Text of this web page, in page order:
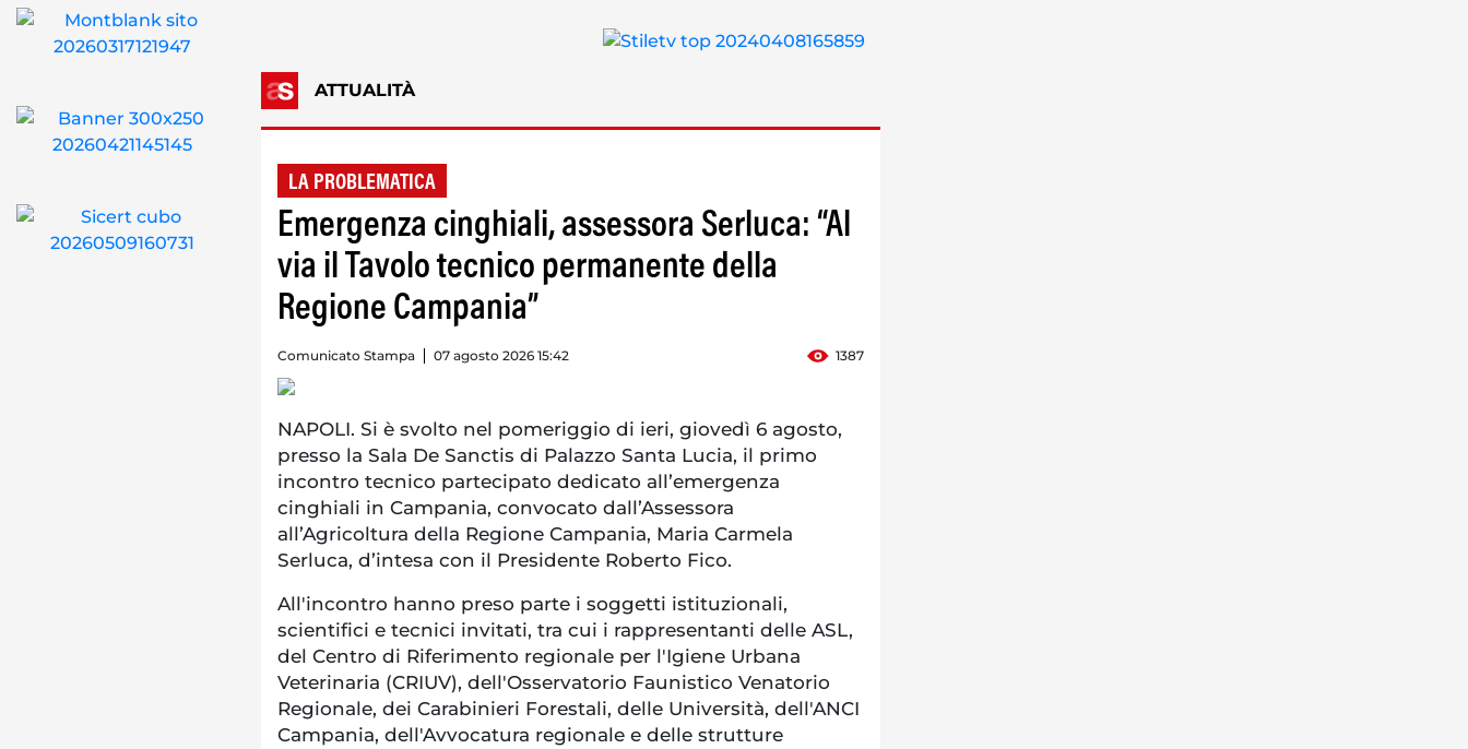
ATTUALITÀ
LA PROBLEMATICA
Emergenza cinghiali, assessora Serluca: “Al
via il Tavolo tecnico permanente della
Regione Campania”
Comunicato Stampa 07 agosto 2026 15:42 1387
NAPOLI. Si è svolto nel pomeriggio di ieri, giovedì 6 agosto,
presso la Sala De Sanctis di Palazzo Santa Lucia, il primo
incontro tecnico partecipato dedicato all’emergenza
cinghiali in Campania, convocato dall’Assessora
all’Agricoltura della Regione Campania, Maria Carmela
Serluca, d’intesa con il Presidente Roberto Fico.
All'incontro hanno preso parte i soggetti istituzionali,
scientifici e tecnici invitati, tra cui i rappresentanti delle ASL,
del Centro di Riferimento regionale per l'Igiene Urbana
Veterinaria (CRIUV), dell'Osservatorio Faunistico Venatorio
Regionale, dei Carabinieri Forestali, delle Università, dell'ANCI
Campania, dell'Avvocatura regionale e delle strutture